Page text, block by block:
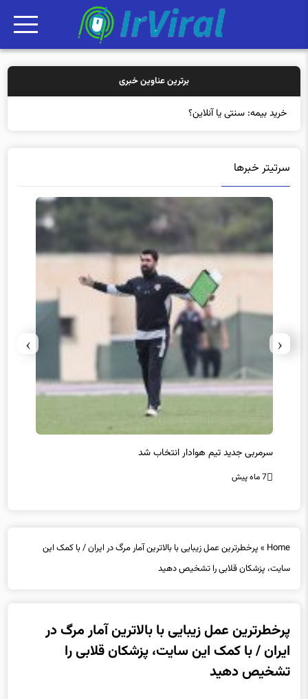
برترین عناوین خبری
خرید بیمه: سنتی یا آنلاین؟ کدامیک تجربه ب
سرتیتر خبرها
سرمربی جدید تیم هوادار انتخاب شد
7 ماه پیش
‹
›
Home
» پرخطرترین عمل زیبایی با بالاترین آمار مرگ در ایران / با کمک این
سایت، پزشکان قلابی را تشخیص دهید
پرخطرترین عمل زیبایی با بالاترین آمار مرگ در
ایران / با کمک این سایت، پزشکان قلابی را
تشخیص دهید